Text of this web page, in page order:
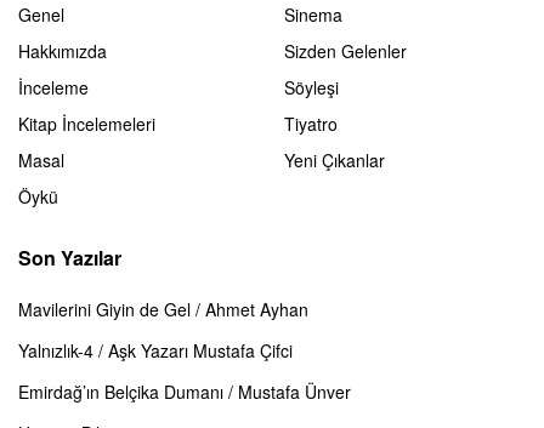
Genel
Hakkımızda
İnceleme
Kitap İncelemeleri
Masal
Öykü
Sinema
Sizden Gelenler
Söyleşi
Tiyatro
Yeni Çıkanlar
Son Yazılar
Mavilerini Giyin de Gel / Ahmet Ayhan
Yalnızlık-4 / Aşk Yazarı Mustafa Çifci
Emirdağ’ın Belçika Dumanı / Mustafa Ünver